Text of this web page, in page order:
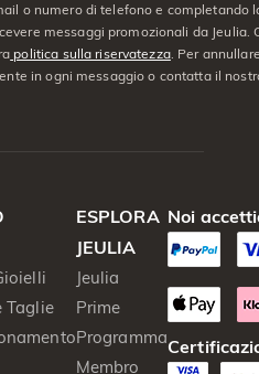
o numero di telefono e completando
messaggi promozionali da Jeulia.
politica sulla riservatezza. Per
in ogni messaggio o contatta il
Taglie
ESPLORA
JEULIA
Jeulia
Prime
Programma
Membro
Noi